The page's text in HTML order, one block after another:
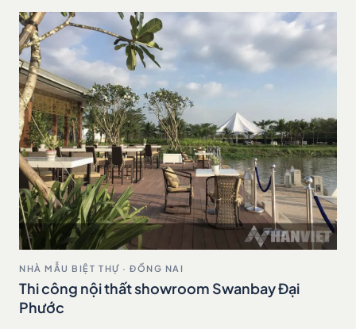
NHÀ MẪU BIỆT THỰ · ĐỒNG NAI
Thi công nội thất showroom Swanbay Đại
Phước